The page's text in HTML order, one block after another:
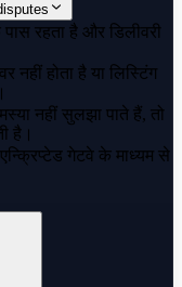
रहता है और डिलीवरी
नहीं होता है या लिस्टिंग
नहीं सुलझा पाते हैं, तो
है।
गेटवे के माध्यम से